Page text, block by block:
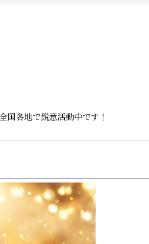
国各地で鋭意活動中です！